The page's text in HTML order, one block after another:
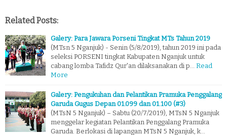
Related Posts:
Galery: Para Jawara Porseni Tingkat MTs Tahun 2019
(MTsn 5 Nganjuk) - Senin (5/8/2019), tahun 2019 ini pada
seleksi PORSENI tingkat Kabupaten Nganjuk untuk
cabang lomba Tafidz Qur'an dilaksanakan di p… Read
More
Galery: Pengukuhan dan Pelantikan Pramuka Penggalang
Garuda Gugus Depan 01.099 dan 01.100 (#3)
(MTsN 5 Nganjuk) – Sabtu (20/7/2019), MTsN 5 Nganjuk
menggelar kegiatan Pelantikan Penggalang Pramuka
Garuda. Berlokasi di lapangan MTsN 5 Nganjuk, k…